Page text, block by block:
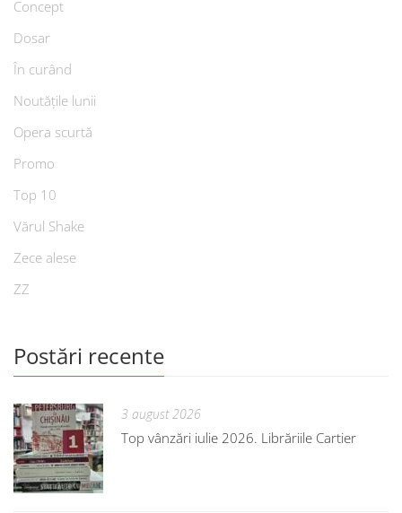
Concept
Dosar
În curând
Noutățile lunii
Opera scurtă
Promo
Top 10
Vărul Shake
Zece alese
ZZ
Postări recente
3 august 2026
Top vânzări iulie 2026. Librăriile Cartier